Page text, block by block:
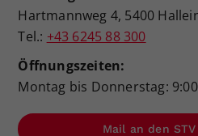
Hartmannweg 4, 5400
Tel.: +43 6245 88 300
Öffnungszeiten:
Montag bis Donnerstag:
Mail an den